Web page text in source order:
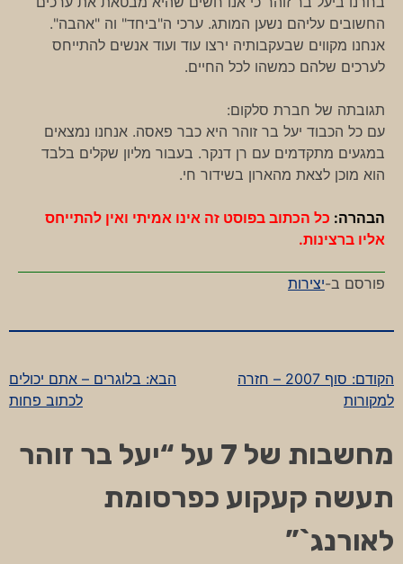
החשובים עליהם נשען המותג. ערכי ה"ביחד" וה "אהבה".
אנחנו מקווים שבעקבותיה ירצו עוד ועוד אנשים להתייחס
לערכים שלהם כמשהו לכל החיים.
תגובתה של חברת סלקום:
עם כל הכבוד יעל בר זוהר היא כבר פאסה. אנחנו נמצאים
במגעים מתקדמים עם רן דנקר. בעבור מליון שקלים בלבד
הוא מוכן לצאת מהארון בשידור חי.
הבהרה: כל הכתוב בפוסט זה אינו אמיתי ואין להתייחס
אליו ברצינות.
פורסם ב-יצירות
ניווט
הקודם:
סוף 2007 – חזרה
למקורות
הבא: בלוגרים – אתם יכולים
לכתוב פחות
מחשבות של 7 על “
יעל בר זוהר
תעשה קעקוע כפרסומת
לאורנג`”